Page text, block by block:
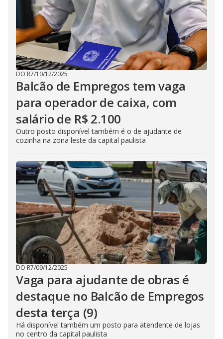
DO R7/10/12/2025
Balcão de Empregos tem vaga
para operador de caixa, com
salário de R$ 2.100
Outro posto disponível também é o de ajudante de
cozinha na zona leste da capital paulista
DO R7/09/12/2025
Vaga para ajudante de obras é
destaque no Balcão de Empregos
desta terça (9)
Há disponível também um posto para atendente de lojas
no centro da capital paulista